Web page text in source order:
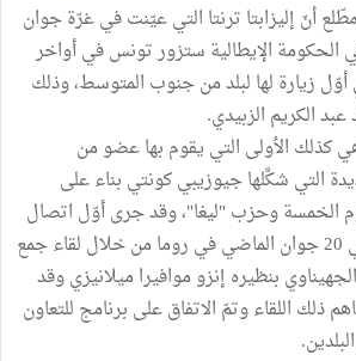
أنّ إليزابتا ترنتا التي عيّنت في غرّة جوان
الحكومة الإيطالية ستزور تونس في أواخر
زيارة لها لبلد من جنوب المتوسط، وذلك
الكريم الزبيدي.
كذلك الأولى التي يقوم بها عضو من
التي شكَّلها جيوزيبي كونتي بناء على
الخمسة وحزب "ليغا"، وقد جرى أوّل اتصال
بين حكومتي البلدين في 20 جوان الماضي في روما من خلال لقاء جمع
بنظيره إنزو موافيرا ميلانيزي وقد
ذلك اللقاء وتمّ الاتفاق على برنامج للتعاون